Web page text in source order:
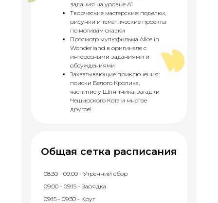
08:30 - 09:00 - Утренний сбор
09:00 - 09:15 - Зарядка
09:15 - 09:30 - Круг
Общая сетка расписания
задания на уровне A1
Творческие мастерские: поделки,
рисунки и тематические проекты
по мотивам сказки
Просмотр мультфильма Alice in
Wonderland в оригинале с
интересными заданиями и
обсуждениями
Захватывающие приключения:
поиски Белого Кролика,
чаепитие у Шляпника, загадки
Чеширского Кота и многое
другое!